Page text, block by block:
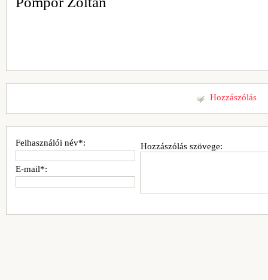
Hozzászólás
Hozzászólás szövege:
Felhasználói név*:
E-mail*: